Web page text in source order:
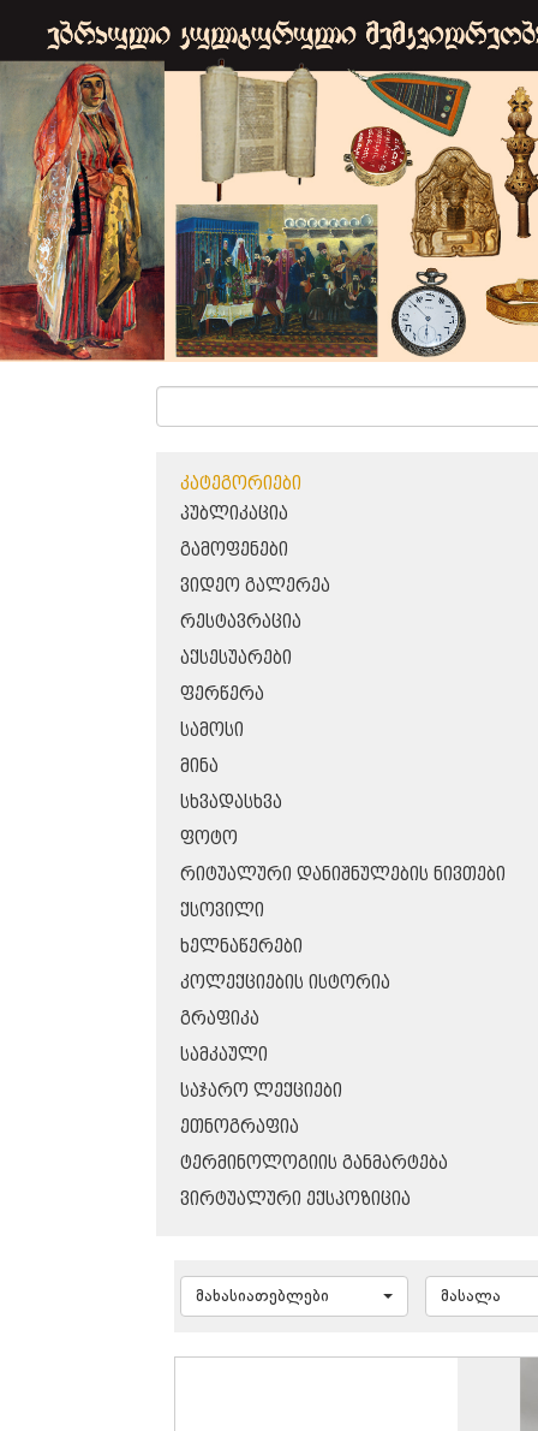
ᲙᲐᲢᲔᲒᲝᲠᲘᲔᲑᲘ
ᲞᲣᲑᲚᲘᲙᲐᲪᲘᲐ
ᲒᲐᲛᲝᲤᲔᲜᲔᲑᲘ
ᲕᲘᲓᲔᲝ ᲒᲐᲚᲔᲠᲔᲐ
ᲠᲔᲡᲢᲐᲕᲠᲐᲪᲘᲐ
ᲐᲥᲡᲔᲡᲣᲐᲠᲔᲑᲘ
ᲤᲔᲠᲬᲔᲠᲐ
ᲡᲐᲛᲝᲡᲘ
ᲛᲘᲜᲐ
ᲡᲮᲕᲐᲓᲐᲡᲮᲕᲐ
ᲤᲝᲢᲝ
ᲠᲘᲢᲣᲐᲚᲣᲠᲘ ᲓᲐᲜᲘᲨᲜᲣᲚᲔᲑᲘᲡ ᲜᲘᲕᲗᲔᲑᲘ
ᲥᲡᲝᲕᲘᲚᲘ
ᲮᲔᲚᲜᲐᲬᲔᲠᲔᲑᲘ
ᲙᲝᲚᲔᲥᲪᲘᲔᲑᲘᲡ ᲘᲡᲢᲝᲠᲘᲐ
ᲒᲠᲐᲤᲘᲙᲐ
ᲡᲐᲛᲙᲐᲣᲚᲘ
ᲡᲐᲯᲐᲠᲝ ᲚᲔᲥᲪᲘᲔᲑᲘ
ᲔᲗᲜᲝᲒᲠᲐᲤᲘᲐ
ᲢᲔᲠᲛᲘᲜᲝᲚᲝᲒᲘᲘᲡ ᲒᲐᲜᲛᲐᲠᲢᲔᲑᲐ
ᲕᲘᲠᲢᲣᲐᲚᲣᲠᲘ ᲔᲥᲡᲞᲝᲖᲘᲪᲘᲐ
მახასიათებლები მასალა